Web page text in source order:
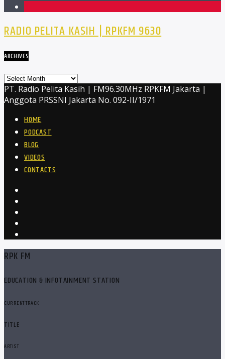
RADIO PELITA KASIH | RPKFM 9630
ARCHIVES
Archives
PT. Radio Pelita Kasih | FM96.30MHz RPKFM Jakarta |
Anggota PRSSNI Jakarta No. 092-II/1971
HOME
PODCAST
BLOG
VIDEOS
CONTACTS
RPK FM
EDUCATION & INFOTAINMENT STATION
CURRENT TRACK
TITLE
ARTIST